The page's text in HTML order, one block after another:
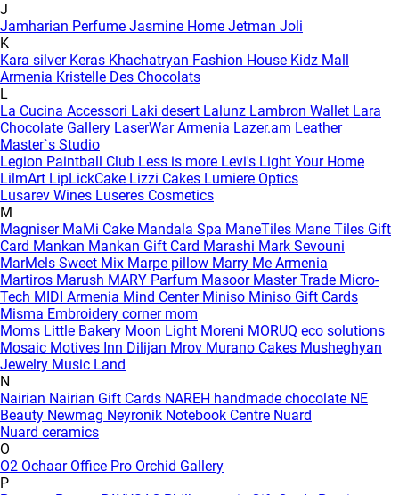
J
Jamharian Perfume Jasmine Home Jetman Joli
K
Kara silver Keras Khachatryan Fashion House Kidz Mall
Armenia Kristelle Des Chocolats
L
La Cucina Accessori Laki desert Lalunz Lambron Wallet Lara
Chocolate Gallery LaserWar Armenia Lazer.am Leather
Master`s Studio
Legion Paintball Club Less is more Levi's Light Your Home
LilmArt LipLickCake Lizzi Cakes Lumiere Optics
Lusarev Wines Luseres Cosmetics
M
Magniser MaMi Cake Mandala Spa ManeTiles Mane Tiles Gift
Card Mankan Mankan Gift Card Marashi Mark Sevouni
MarMels Sweet Mix Marpe pillow Marry Me Armenia
Martiros Marush MARY Parfum Masoor Master Trade Micro-
Tech MIDI Armenia Mind Center Miniso Miniso Gift Cards
Misma Embroidery corner mom
Moms Little Bakery Moon Light Moreni MORUQ eco solutions
Mosaic Motives Inn Dilijan Mrov Murano Cakes Musheghyan
Jewelry Music Land
N
Nairian Nairian Gift Cards NAREH handmade chocolate NE
Beauty Newmag Neyronik Notebook Centre Nuard
Nuard ceramics
O
O2 Ochaar Office Pro Orchid Gallery
P